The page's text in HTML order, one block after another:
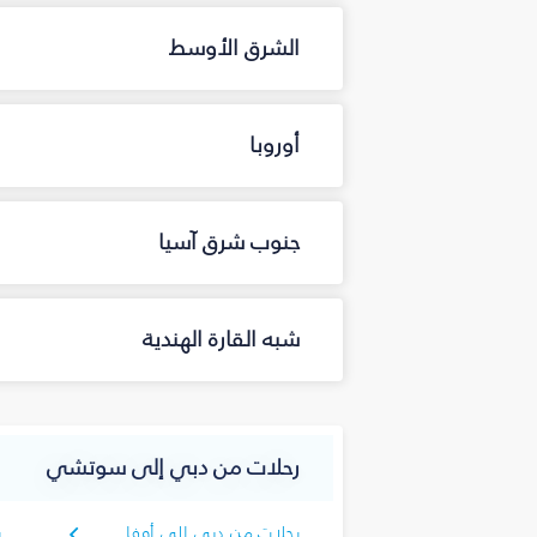
الشرق الأوسط
أوروبا
جنوب شرق آسيا
شبه القارة الهندية
رحلات من دبي إلى سوتشي